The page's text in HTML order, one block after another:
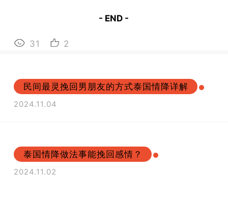
- END -
31 2
民间最灵挽回男朋友的方式泰国情降详解
2024.11.04
泰国情降做法事能挽回感情？
2024.11.02